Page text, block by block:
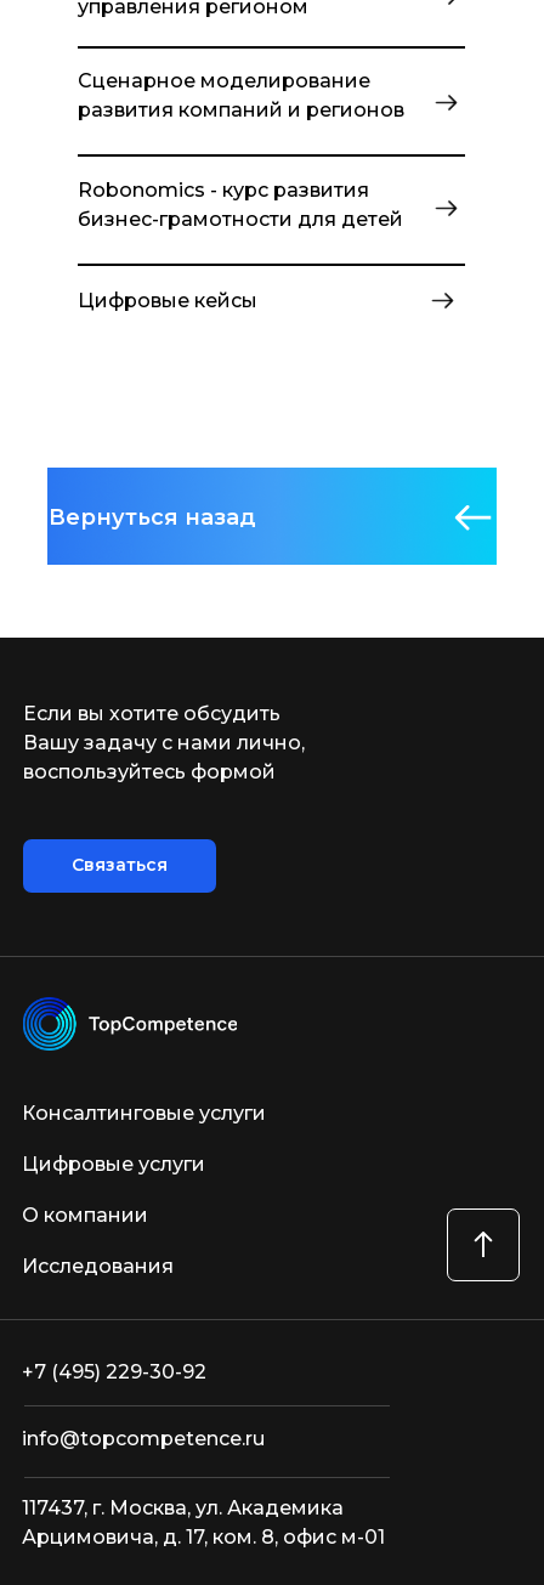
управления регионом
Сценарное моделирование
развития компаний и регионов
Robonomics - курс развития
бизнес-грамотности для детей
Цифровые кейсы
Вернуться назад
Если вы хотите обсудить
Вашу задачу с нами лично,
воспользуйтесь формой
Связаться
Консалтинговые услуги
Цифровые услуги
О компании
Исследования
info@topcompetence.ru
+7 (495) 229-30-92
117437, г. Москва, ул. Академика
Арцимовича, д. 17, ком. 8, офис м-01